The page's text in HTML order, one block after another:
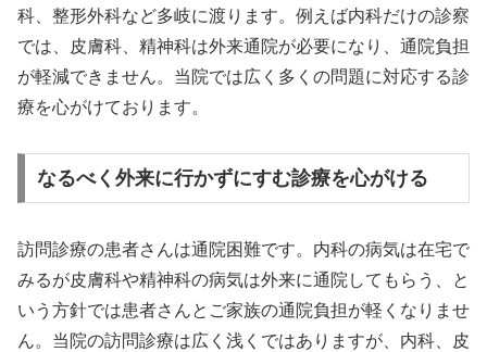
科、整形外科など多岐に渡ります。例えば内科だけの診察
では、皮膚科、精神科は外来通院が必要になり、通院負担
が軽減できません。当院では広く多くの問題に対応する診
療を心がけております。
なるべく外来に行かずにすむ診療を心がける
訪問診療の患者さんは通院困難です。内科の病気は在宅で
みるが皮膚科や精神科の病気は外来に通院してもらう、と
いう方針では患者さんとご家族の通院負担が軽くなりませ
ん。当院の訪問診療は広く浅くではありますが、内科、皮